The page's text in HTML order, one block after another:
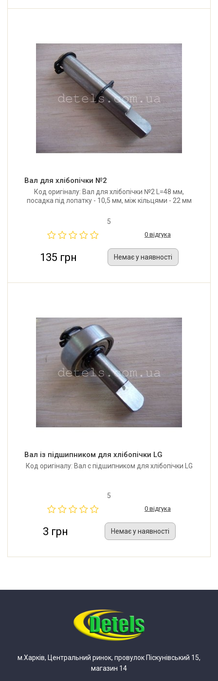
Вал для хлібопічки №2
Код оригіналу: Вал для хлібопічки №2 L=48 мм,
посадка під лопатку - 10,5 мм, між кільцями - 22 мм
5
0 відгука
135 грн Немає у наявності
Вал із підшипником для хлібопічки LG
Код оригіналу: Вал с підшипником для хлібопічки LG
5
0 відгука
3 грн Немає у наявності
м.Харків, Центральний ринок, провулок Піскунівський 15,
магазин 14